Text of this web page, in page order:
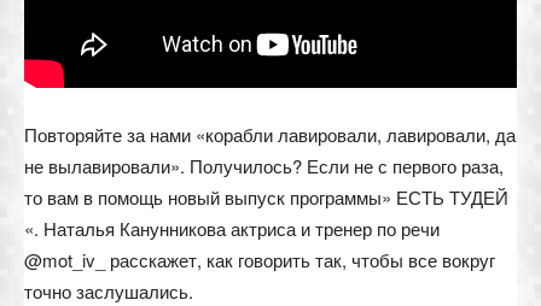
Повторяйте за нами «корабли лавировали, лавировали, да
не вылавировали». Получилось? Если не с первого раза,
то вам в помощь новый выпуск программы» ЕСТЬ ТУДЕЙ
«. Наталья Канунникова актриса и тренер по речи
@mot_iv_ расскажет, как говорить так, чтобы все вокруг
точно заслушались.